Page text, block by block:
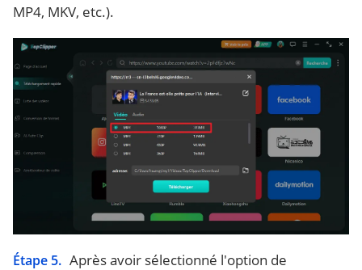
MP4, MKV, etc.).
Étape 5. Après avoir sélectionné l'option de